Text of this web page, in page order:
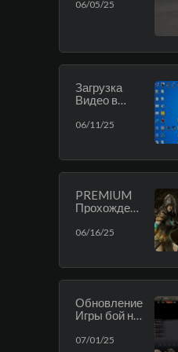
06/05/25
Загрузка
Видео в
06/11/25
PREMIUM
Прохождени
Качаемся и
06/16/25
Обновление
Игры бой на
бой после
07/01/25